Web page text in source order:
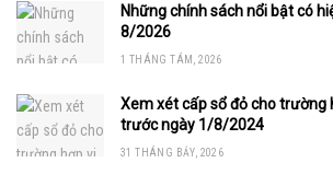
Những chính sách nổi bật có
8/2026
1 THÁNG TÁM, 2026
Xem xét cấp sổ đỏ cho trường
trước ngày 1/8/2024
31 THÁNG BẢY, 2026